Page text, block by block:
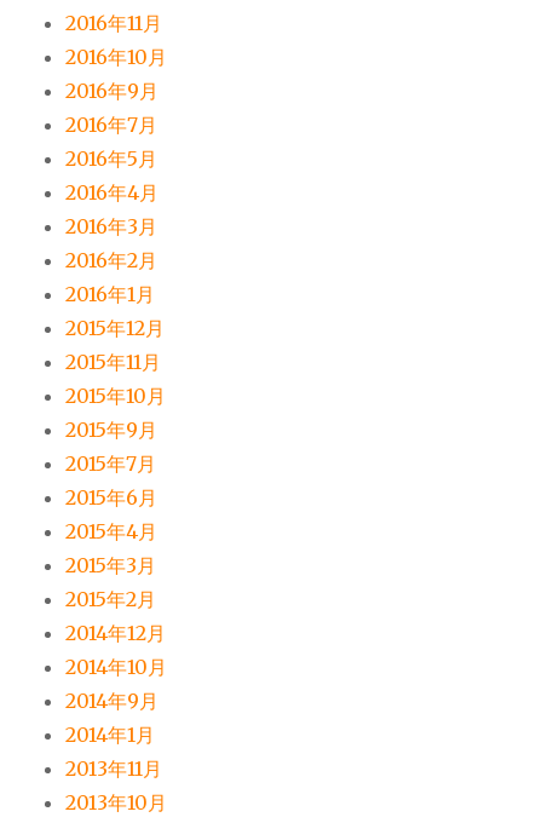
2016年11月
2016年10月
2016年9月
2016年7月
2016年5月
2016年4月
2016年3月
2016年2月
2016年1月
2015年12月
2015年11月
2015年10月
2015年9月
2015年7月
2015年6月
2015年4月
2015年3月
2015年2月
2014年12月
2014年10月
2014年9月
2014年1月
2013年11月
2013年10月